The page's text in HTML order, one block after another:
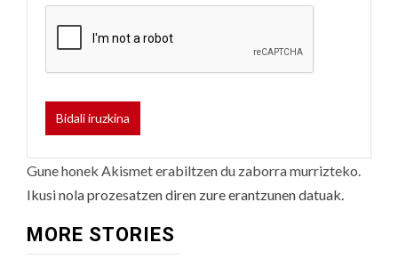
Gune honek Akismet erabiltzen du zaborra murrizteko.
Ikusi nola prozesatzen diren zure erantzunen datuak.
MORE STORIES